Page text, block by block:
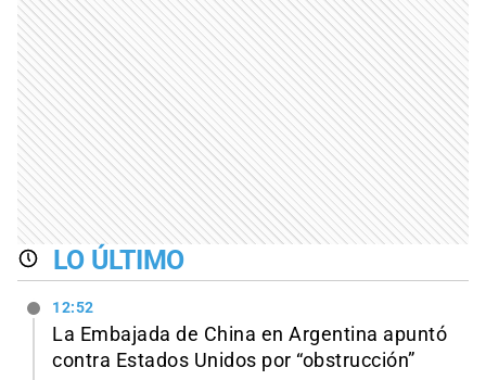
LO ÚLTIMO
12:52
La Embajada de China en Argentina apuntó
contra Estados Unidos por “obstrucción”